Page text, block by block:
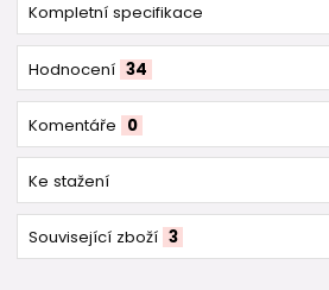
Kompletní specifikace
Hodnocení 34
Komentáře 0
Ke stažení
Související zboží 3